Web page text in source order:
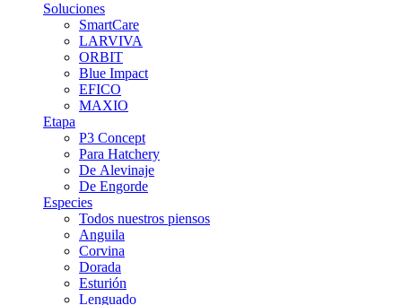
Soluciones
SmartCare
LARVIVA
ORBIT
Blue Impact
EFICO
MAXIO
Etapa
P3 Concept
Para Hatchery
De Alevinaje
De Engorde
Especies
Todos nuestros piensos
Anguila
Corvina
Dorada
Esturión
Lenguado